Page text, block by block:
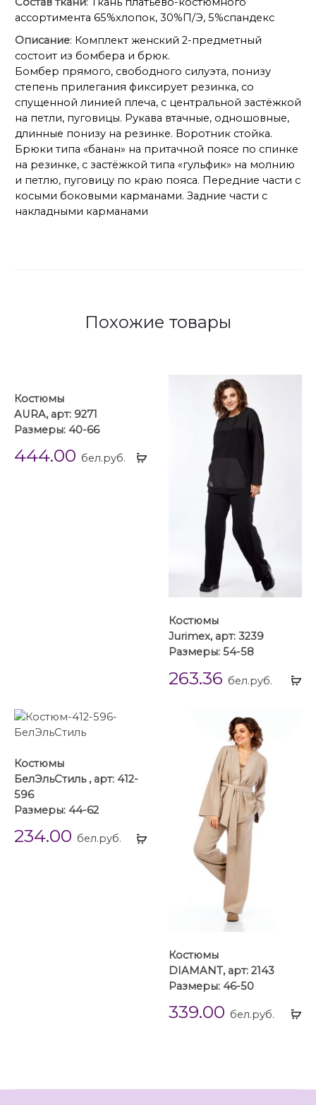
ассортимента 65%хлопок, 30%П/Э, 5%спандекс
Описание: Комплект женский 2-предметный
состоит из бомбера и брюк.
Бомбер прямого, свободного силуэта, понизу
степень прилегания фиксирует резинка, со
спущенной линией плеча, с центральной застёжкой
на петли, пуговицы. Рукава втачные, одношовные,
длинные понизу на резинке. Воротник стойка.
Брюки типа «банан» на притачной поясе по спинке
на резинке, с застёжкой типа «гульфик» на молнию
и петлю, пуговицу по краю пояса. Передние части с
косыми боковыми карманами. Задние части с
накладными карманами
Похожие товары
Выбрать
Костюмы
AURA, арт: 9271
Размеры: 40-66
444.00 бел.руб.
Костюмы
Jurimex, арт: 3239
Размеры: 54-58
263.36 бел.руб.
Выбрать
Костюмы
БелЭльСтиль , арт: 412-
596
Размеры: 44-62
234.00 бел.руб.
Костюмы
DIAMANT, арт: 2143
Размеры: 46-50
339.00 бел.руб.